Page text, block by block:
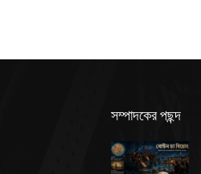
সম্পাদকের পছন্দ